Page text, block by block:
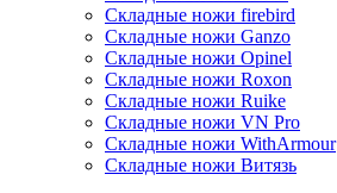
Складные ножи firebird
Складные ножи Ganzo
Складные ножи Opinel
Складные ножи Roxon
Складные ножи Ruike
Складные ножи VN Pro
Складные ножи WithArmour
Складные ножи Витязь